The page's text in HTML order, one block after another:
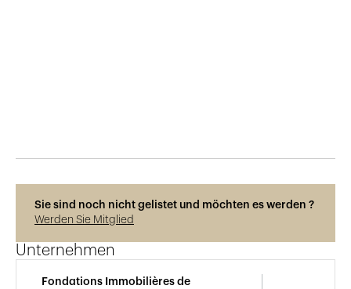
Sie sind noch nicht gelistet und möchten es werden ?
Werden Sie Mitglied
Unternehmen
Fondations Immobilières de